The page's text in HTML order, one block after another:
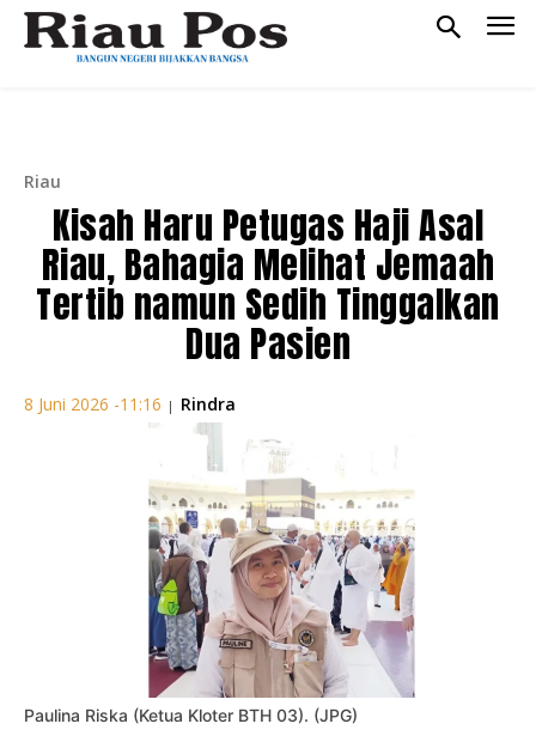
Riau
Kisah Haru Petugas Haji Asal
Riau, Bahagia Melihat Jemaah
Tertib namun Sedih Tinggalkan
Dua Pasien
8 Juni 2026 -11:16 | Rindra
Paulina Riska (Ketua Kloter BTH 03). (JPG)